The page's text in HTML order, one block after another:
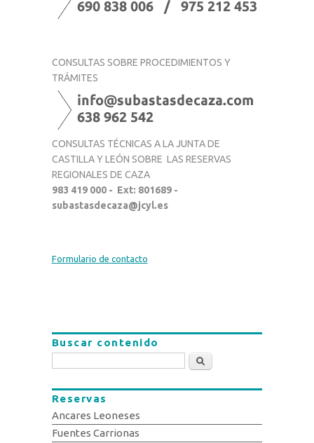
CONSULTAS SOBRE PROCEDIMIENTOS Y
TRÁMITES
CONSULTAS TÉCNICAS A LA JUNTA DE
CASTILLA Y LEÓN SOBRE LAS RESERVAS
REGIONALES DE CAZA
983 419 000 - Ext: 801689 -
subastasdecaza@jcyl.es
Formulario de contacto
Buscar contenido
Buscar
Reservas
Ancares Leoneses
Fuentes Carrionas